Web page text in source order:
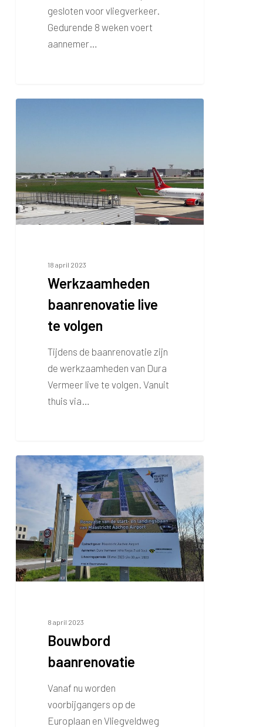
gesloten voor vliegverkeer.
Gedurende 8 weken voert
aannemer…
volgen
18 april 2023
Werkzaamheden
baanrenovatie live
te volgen
Tijdens de baanrenovatie zijn
de werkzaamheden van Dura
Vermeer live te volgen. Vanuit
thuis via…
Bouwbord
baanrenovatie
8 april 2023
Bouwbord
baanrenovatie
Vanaf nu worden
voorbijgangers op de
Europlaan en Vliegveldweg